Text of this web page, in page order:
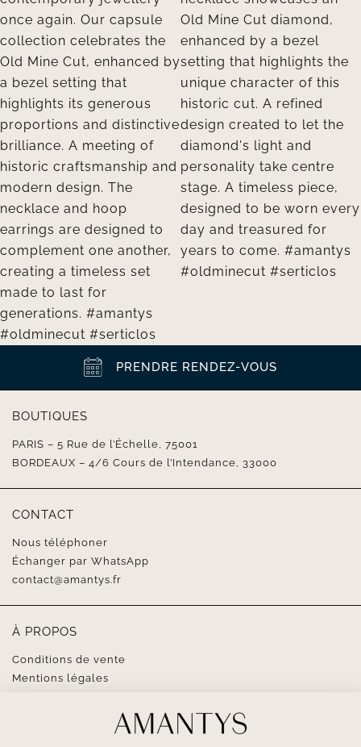
PRENDRE RENDEZ-VOUS
BOUTIQUES
PARIS – 5 Rue de l’Échelle, 75001
BORDEAUX – 4/6 Cours de l’Intendance, 33000
CONTACT
Nous téléphoner
Échanger par WhatsApp
contact@amantys.fr
À PROPOS
Conditions de vente
Mentions légales